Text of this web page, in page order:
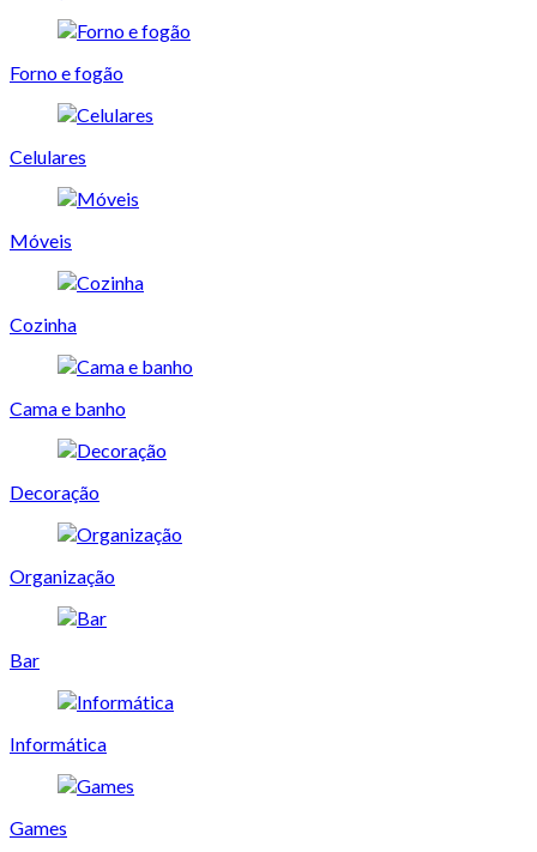
Forno e fogão
Celulares
Móveis
Cozinha
Cama e banho
Decoração
Organização
Bar
Informática
Games